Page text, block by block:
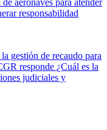
aeronaves para atender
responsabilidad
gestión de recaudo para
responde ¿Cuál es la
judiciales y